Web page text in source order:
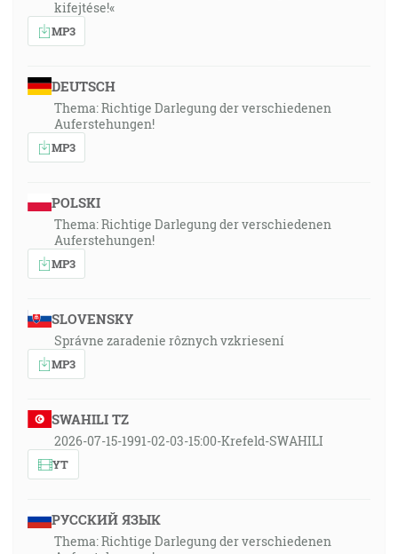
kifejtése!«
MP3
DEUTSCH
Thema: Richtige Darlegung der verschiedenen
Auferstehungen!
MP3
POLSKI
Thema: Richtige Darlegung der verschiedenen
Auferstehungen!
MP3
SLOVENSKY
Správne zaradenie rôznych vzkriesení
MP3
SWAHILI TZ
2026-07-15-1991-02-03-15:00-Krefeld-SWAHILI
YT
РУССКИЙ ЯЗЫК
Thema: Richtige Darlegung der verschiedenen